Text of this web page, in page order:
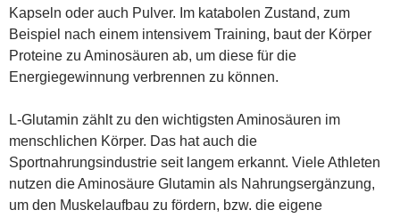
Kapseln oder auch Pulver. Im katabolen Zustand, zum
Beispiel nach einem intensivem Training, baut der Körper
Proteine zu Aminosäuren ab, um diese für die
Energiegewinnung verbrennen zu können.
L-Glutamin zählt zu den wichtigsten Aminosäuren im
menschlichen Körper. Das hat auch die
Sportnahrungsindustrie seit langem erkannt. Viele Athleten
nutzen die Aminosäure Glutamin als Nahrungsergänzung,
um den Muskelaufbau zu fördern, bzw. die eigene